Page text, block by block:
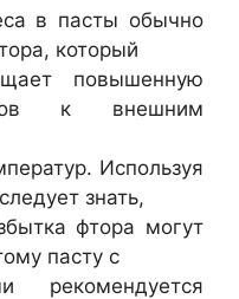
в пасты обычно
который
повышенную
к внешним
Используя
знать,
фтора могут
пасту с
рекомендуется